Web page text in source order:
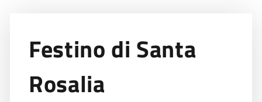
Festino di Santa
Rosalia